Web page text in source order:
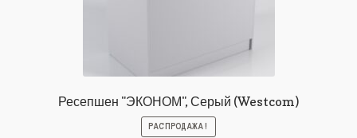
Ресепшен "ЭКОНОМ", Серый (Westcom)
РАСПРОДАЖА!